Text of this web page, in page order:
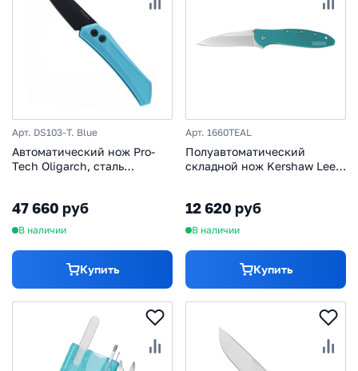
Арт. DS103-T. Blue
Автоматический нож Pro-
Tech Oligarch, сталь
черный
47 660 руб
В наличии
Купить
Арт. 1660TEAL
Полуавтоматический
складной нож Kershaw Leek,
бирюзовый
12 620 руб
В наличии
Купить